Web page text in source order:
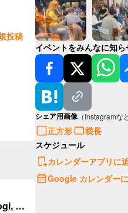
投稿
イベントをみんなに知ら
シェア用画像 （Instagramな
正方形
横長
スケジュール
カレンダーアプリに
Google カレンダー